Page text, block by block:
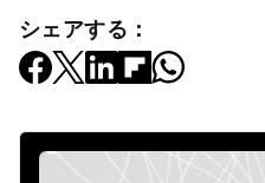
シェアする：